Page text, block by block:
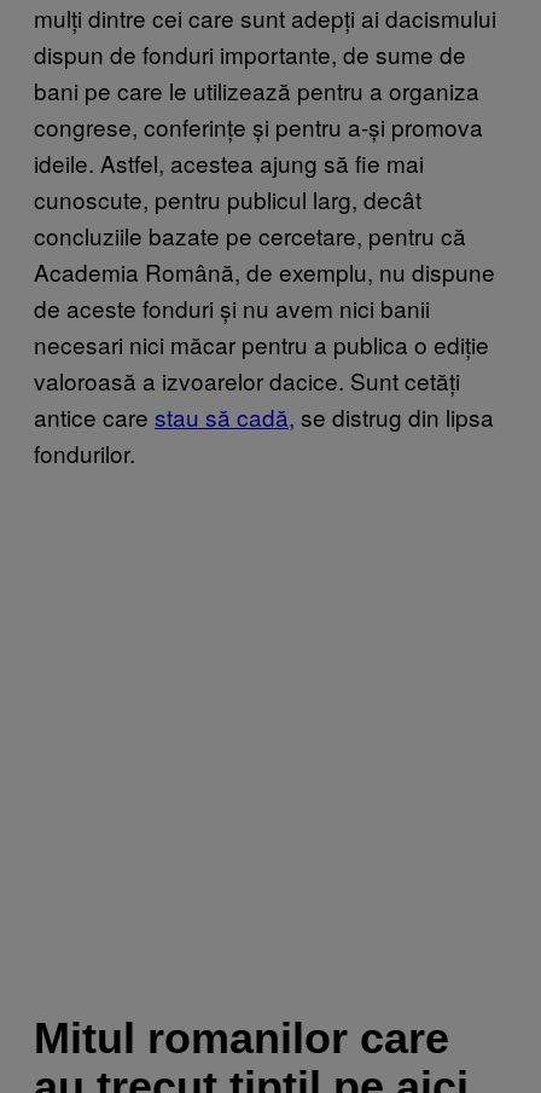
mulți dintre cei care sunt adepți ai dacismului
dispun de fonduri importante, de sume de
bani pe care le utilizează pentru a organiza
congrese, conferințe și pentru a-și promova
ideile. Astfel, acestea ajung să fie mai
cunoscute, pentru publicul larg, decât
concluziile bazate pe cercetare, pentru că
Academia Română, de exemplu, nu dispune
de aceste fonduri și nu avem nici banii
necesari nici măcar pentru a publica o ediție
valoroasă a izvoarelor dacice. Sunt cetăți
antice care stau să cadă, se distrug din lipsa
fondurilor.
Mitul romanilor care